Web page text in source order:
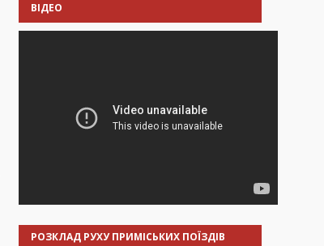
ВІДЕО
РОЗКЛАД РУХУ ПРИМІСЬКИХ ПОЇЗДІВ